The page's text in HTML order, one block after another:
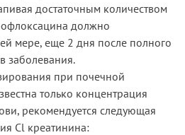
достаточным количеством
должно
мере, еще 2 дня после полного
заболевания.
при почечной
только концентрация
рекомендуется следующая
Cl креатинина: